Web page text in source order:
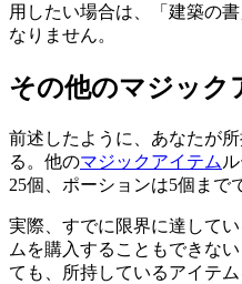
用したい場合は、「建築の
なりません。
その他のマジック
前述したように、あなたが
る。他のマジックアイテム
25個、ポーションは5個まで
実際、すでに限界に達して
ムを購入することもできな
ても、所持しているアイテ